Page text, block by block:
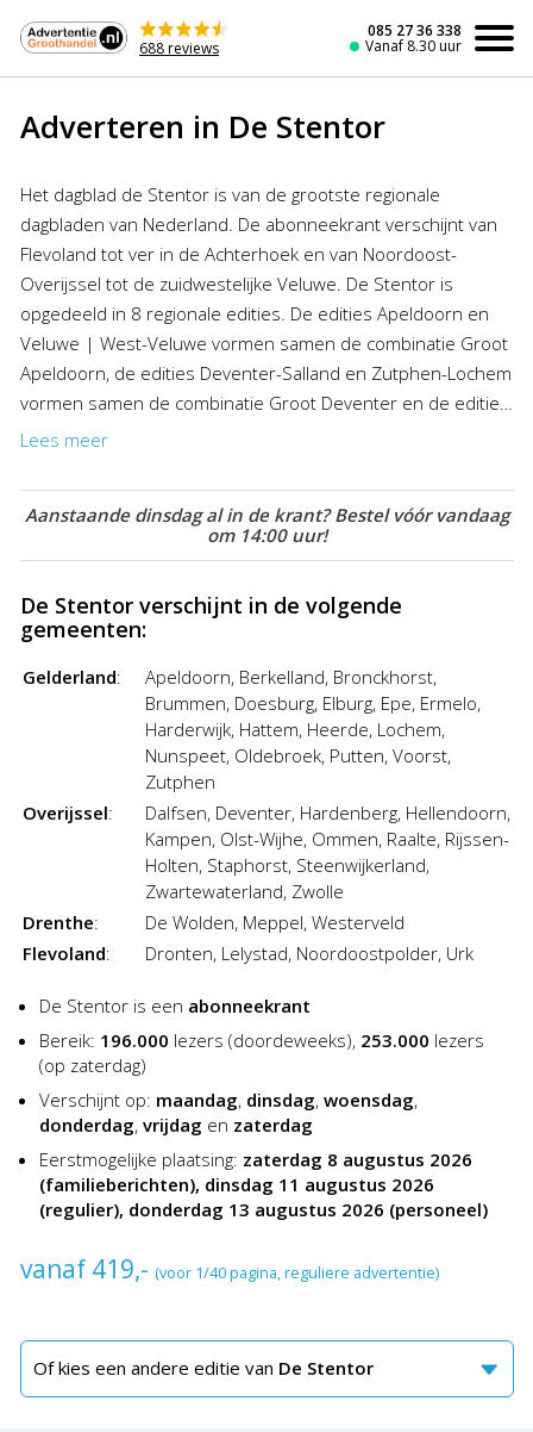
de
inhoud
688 reviews
085 27 36 338
Vanaf 8.30 uur
Adverteren in De Stentor
Het dagblad de Stentor is van de grootste regionale
dagbladen van Nederland. De abonneekrant verschijnt van
Flevoland tot ver in de Achterhoek en van Noordoost-
Overijssel tot de zuidwestelijke Veluwe. De Stentor is
opgedeeld in 8 regionale edities. De edities Apeldoorn en
Veluwe | West-Veluwe vormen samen de combinatie Groot
Apeldoorn, de edities Deventer-Salland en Zutphen-Lochem
vormen samen de combinatie Groot Deventer en de edities
Zwolle, Kampen & Flevoland, Vechtdal en Kop van Overijssel
adverteren in alle edities dan kunt u profiteren van de
aantrekkelijke kortingen van de Advertentiegroothandel. Het
Lees meer
Aanstaande dinsdag al in de krant? Bestel vóór vandaag
om 14:00 uur!
De Stentor verschijnt in de volgende
gemeenten:
Gelderland:
Apeldoorn, Berkelland, Bronckhorst,
Brummen, Doesburg, Elburg, Epe, Ermelo,
Harderwijk, Hattem, Heerde, Lochem,
Nunspeet, Oldebroek, Putten, Voorst,
Zutphen
Overijssel:
Dalfsen, Deventer, Hardenberg, Hellendoorn,
Kampen, Olst-Wijhe, Ommen, Raalte, Rijssen-
Holten, Staphorst, Steenwijkerland,
Zwartewaterland, Zwolle
Drenthe:
De Wolden, Meppel, Westerveld
Flevoland: Dronten, Lelystad, Noordoostpolder, Urk
De Stentor is een abonneekrant
Bereik: 196.000 lezers (doordeweeks), 253.000 lezers
(op zaterdag)
Verschijnt op: maandag, dinsdag, woensdag,
donderdag, vrijdag en zaterdag
Eerstmogelijke plaatsing: zaterdag 8 augustus 2026
(familieberichten), dinsdag 11 augustus 2026
(regulier), donderdag 13 augustus 2026 (personeel)
vanaf 419,- (voor 1/40 pagina, reguliere advertentie)
Of kies een andere editie van De Stentor